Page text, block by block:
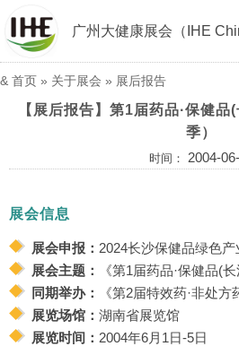
广州大健康展会（IHE
& 首页 » 关于展会 » 展后报告
【展后报告】第1届药品·保健
季）
时间： 2004-
展会信息
展会申报： 2024长沙保健品绿色产
展会主题：
《第1届药品·保健品(长
同期举办：
《第2届特效药·非处方
展览场馆： 湖南省展览馆
展览时间： 2004年6月1日-5日